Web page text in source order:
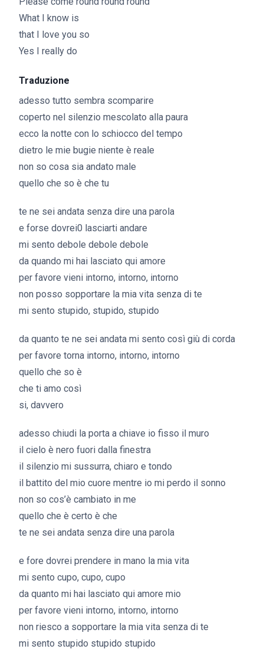
What I know is
that I love you so
Yes I really do
Traduzione
adesso tutto sembra scomparire
coperto nel silenzio mescolato alla paura
ecco la notte con lo schiocco del tempo
dietro le mie bugie niente è reale
non so cosa sia andato male
quello che so è che tu
te ne sei andata senza dire una parola
e forse dovrei0 lasciarti andare
mi sento debole debole debole
da quando mi hai lasciato qui amore
per favore vieni intorno, intorno, intorno
non posso sopportare la mia vita senza di te
mi sento stupido, stupido, stupido
da quanto te ne sei andata mi sento così giù di corda
per favore torna intorno, intorno, intorno
quello che so è
che ti amo così
si, davvero
adesso chiudi la porta a chiave io fisso il muro
il cielo è nero fuori dalla finestra
il silenzio mi sussurra, chiaro e tondo
il battito del mio cuore mentre io mi perdo il sonno
non so cos’è cambiato in me
quello che è certo è che
te ne sei andata senza dire una parola
e fore dovrei prendere in mano la mia vita
mi sento cupo, cupo, cupo
da quanto mi hai lasciato qui amore mio
per favore vieni intorno, intorno, intorno
non riesco a sopportare la mia vita senza di te
mi sento stupido stupido stupido